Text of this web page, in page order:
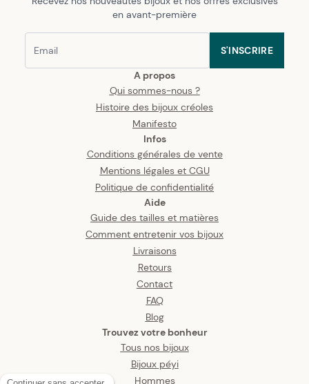
A propos
Qui sommes-nous ?
Histoire des bijoux créoles
Manifesto
Infos
Conditions générales de vente
Mentions légales et CGU
Politique de confidentialité
Aide
Guide des tailles et matières
Comment entretenir vos bijoux
Livraisons
Retours
Contact
FAQ
Blog
Trouvez votre bonheur
Tous nos bijoux
Bijoux péyi
Hommes
en avant-première
S'INSCRIRE